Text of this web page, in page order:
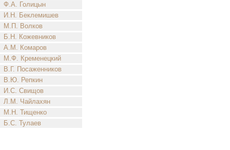
Ф.А. Голицын
И.Н. Беклемишев
М.П. Волков
Б.Н. Кожевников
А.М. Комаров
М.Ф. Кременецкий
В.Г. Посаженников
В.Ю. Репкин
И.С. Свищов
Л.М. Чайлахян
М.Н. Тищенко
Б.С. Тулаев